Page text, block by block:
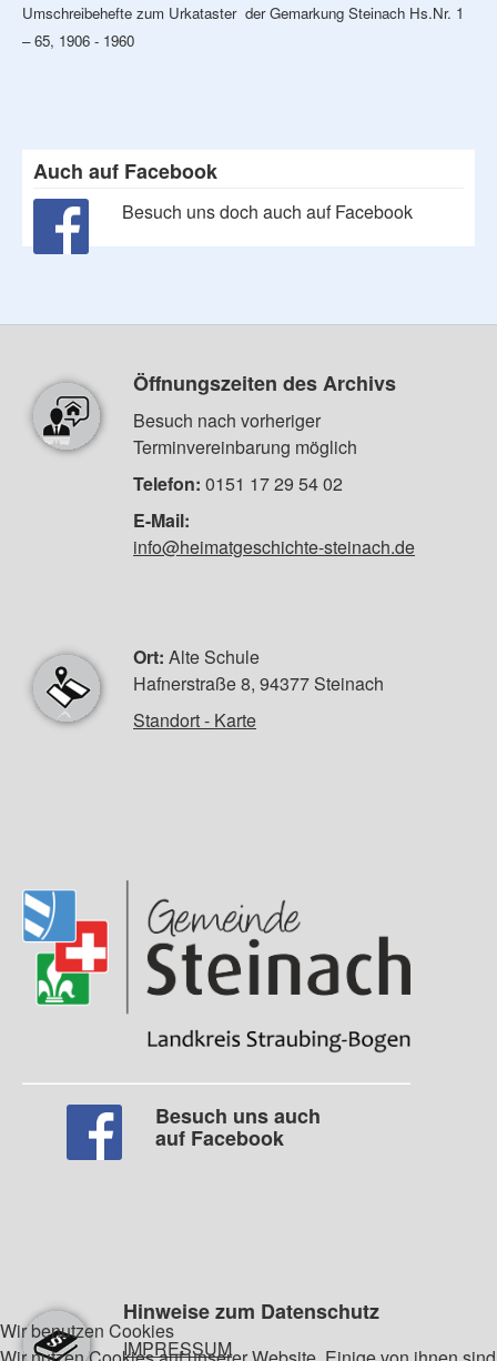
Umschreibehefte zum Urkataster der Gemarkung Steinach Hs.Nr. 1
– 65, 1906 - 1960
Auch auf Facebook
Besuch uns doch auch auf Facebook
Öffnungszeiten des Archivs
Besuch nach vorheriger
Terminvereinbarung möglich
Telefon: 0151 17 29 54 02
E-Mail:
info@heimatgeschichte-steinach.de
Ort: Alte Schule
Hafnerstraße 8, 94377 Steinach
Standort - Karte
Besuch uns auch
auf Facebook
Hinweise zum Datenschutz
IMPRESSUM
Wir benutzen Cookies